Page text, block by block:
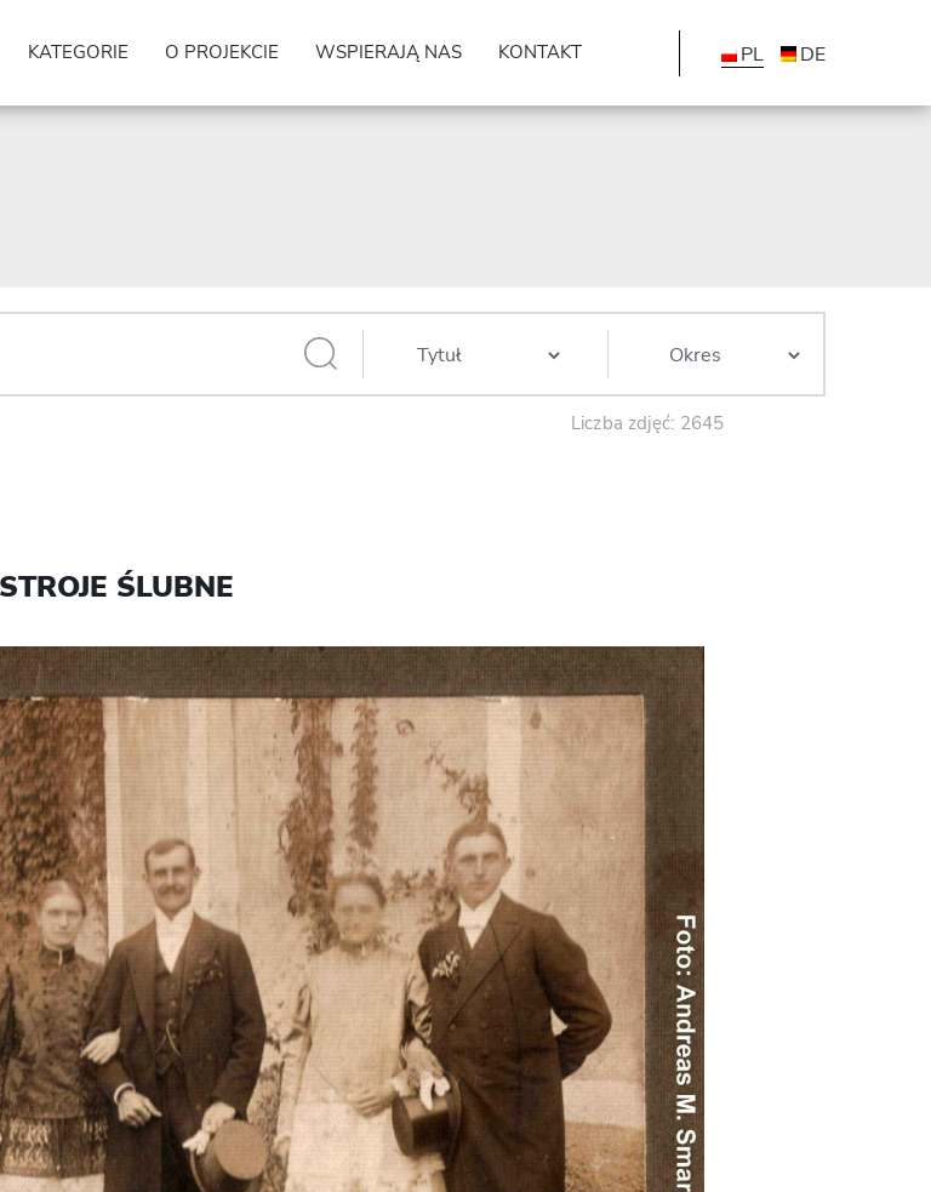
KATEGORIE O PROJEKCIE WSPIERAJĄ NAS KONTAKT PL DE
Liczba zdjęć: 2645
STROJE ŚLUBNE